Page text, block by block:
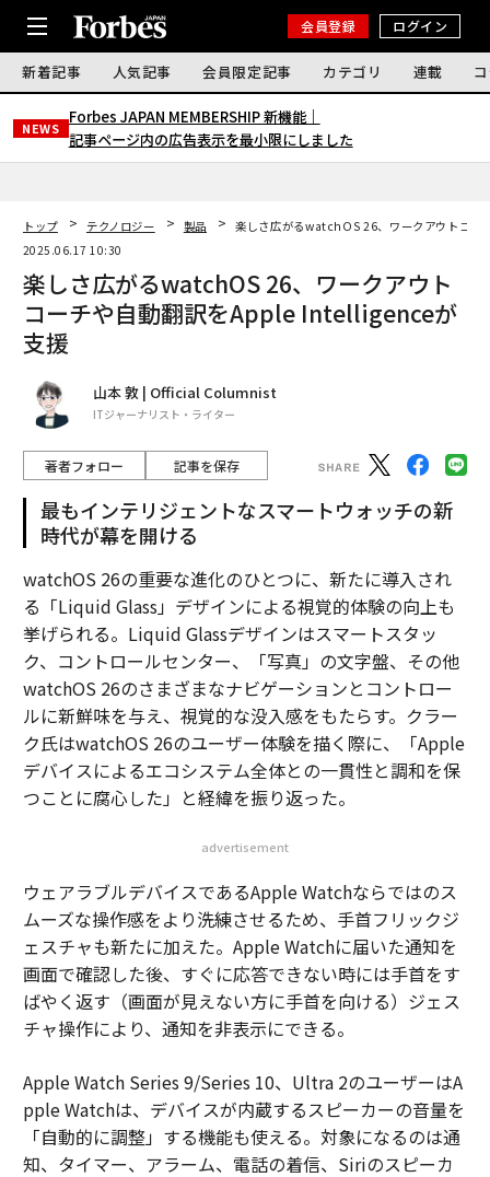
会員登録 ログイン
新着記事 人気記事 会員限定記事 カテゴリ 連載
NEWS
Forbes JAPAN MEMBERSHIP 新機能｜
記事ページ内の広告表示を最小限にしました
トップ テクノロジー 製品
楽しさ広がるwatchOS 26、ワークアウトコ
2025.06.17 10:30
楽しさ広がるwatchOS 26、ワークアウト
コーチや自動翻訳をApple Intelligenceが
支援
山本 敦 | Official Columnist
ITジャーナリスト・ライター
著者フォロー 記事を保存
最もインテリジェントなスマートウォッチの新
時代が幕を開ける
watchOS 26の重要な進化のひとつに、新たに導入され
る「Liquid Glass」デザインによる視覚的体験の向上も
挙げられる。Liquid Glassデザインはスマートスタッ
ク、コントロールセンター、「写真」の文字盤、その他
watchOS 26のさまざまなナビゲーションとコントロー
ルに新鮮味を与え、視覚的な没入感をもたらす。クラー
ク氏はwatchOS 26のユーザー体験を描く際に、「Apple
デバイスによるエコシステム全体との一貫性と調和を保
つことに腐心した」と経緯を振り返った。
advertisement
ウェアラブルデバイスであるApple Watchならではのス
ムーズな操作感をより洗練させるため、手首フリックジ
ェスチャも新たに加えた。Apple Watchに届いた通知を
画面で確認した後、すぐに応答できない時には手首をす
ばやく返す（画面が見えない方に手首を向ける）ジェス
チャ操作により、通知を非表示にできる。
Apple Watch Series 9/Series 10、Ultra 2のユーザーはA
pple Watchは、デバイスが内蔵するスピーカーの音量を
「自動的に調整」する機能も使える。対象になるのは通
知、タイマー、アラーム、電話の着信、Siriのスピーカ